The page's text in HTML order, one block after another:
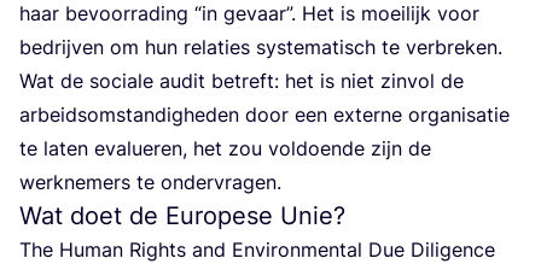
haar bevoor­ra­ding “in gevaar”. Het is moei­lijk voor
bedrij­ven om hun rela­ties sys­te­ma­tisch te ver­bre­ken.
Wat de soci­a­le audit betreft: het is niet zin­vol de
arbeids­om­stan­dig­he­den door een exter­ne orga­ni­sa­tie
te laten eva­lu­e­ren, het zou vol­doen­de zijn de
werk­ne­mers te ondervragen.
Wat doet de Europese Unie?
The Human Rights and Envi­ron­men­tal Due Dili­gen­ce